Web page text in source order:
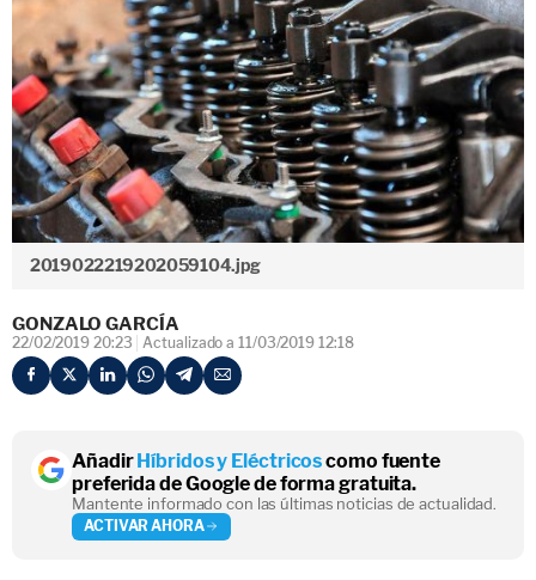
2019022219202059104.jpg
GONZALO GARCÍA
22/02/2019 20:23 Actualizado a 11/03/2019 12:18
AñadirHíbridos y Eléctricoscomo fuente
preferida de Google de forma gratuita.
Mantente informado con las últimas noticias de actualidad.
ACTIVAR AHORA